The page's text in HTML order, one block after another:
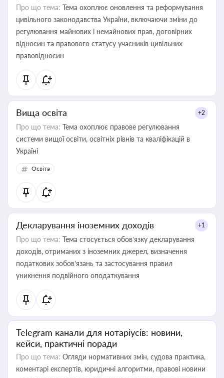
Про що тема: Тема охоплює оновлення та реформування
цивільного законодавства України, включаючи зміни до
регулювання майнових і немайнових прав, договірних
відносин та правового статусу учасників цивільних
правовідносин
Вища освіта +2
Про що тема: Тема охоплює правове регулювання
системи вищої освіти, освітніх рівнів та кваліфікацій в
Україні
Освіта
Декларування іноземних доходів +1
Про що тема: Тема стосується обов’язку декларування
доходів, отриманих з іноземних джерел, визначення
податкових зобов’язань та застосування правил
уникнення подвійного оподаткування
Telegram канали для нотаріусів: новини,
кейси, практичні поради
Про що тема: Огляди нормативних змін, судова практика,
коментарі експертів, юридичні алгоритми, правові новини